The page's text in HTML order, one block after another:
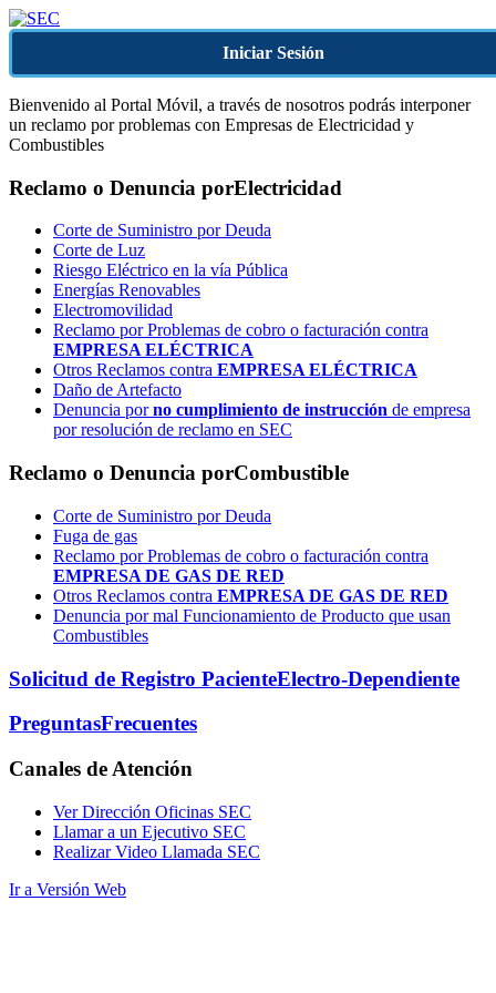
Iniciar Sesión
Bienvenido al Portal Móvil, a través de nosotros podrás interponer
un reclamo por problemas con Empresas de Electricidad y
Combustibles
Reclamo o Denuncia porElectricidad
Corte de Suministro por Deuda
Corte de Luz
Riesgo Eléctrico en la vía Pública
Energías Renovables
Electromovilidad
Reclamo por Problemas de cobro o facturación contra
EMPRESA ELÉCTRICA
Otros Reclamos contra EMPRESA ELÉCTRICA
Daño de Artefacto
Denuncia porno cumplimiento de instrucción de empresa
por resolución de reclamo en SEC
Reclamo o Denuncia porCombustible
Corte de Suministro por Deuda
Fuga de gas
Reclamo por Problemas de cobro o facturación contra
EMPRESA DE GAS DE RED
Otros Reclamos contra EMPRESA DE GAS DE RED
Denuncia por mal Funcionamiento de Producto que usan
Combustibles
Solicitud de Registro PacienteElectro-Dependiente
PreguntasFrecuentes
Canales de Atención
Ver Dirección Oficinas SEC
Llamar a un Ejecutivo SEC
Realizar Video Llamada SEC
Ir a Versión Web